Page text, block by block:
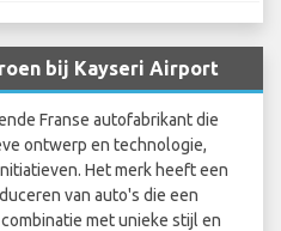
bij Kayseri Airport
Franse autofabrikant die
ontwerp en technologie,
Het merk heeft een
van auto's die een
met unieke stijl en